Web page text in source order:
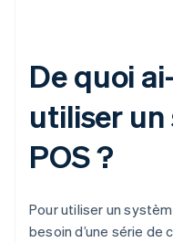
De quoi
utiliser un
POS ?
Pour utiliser un
besoin d’une série